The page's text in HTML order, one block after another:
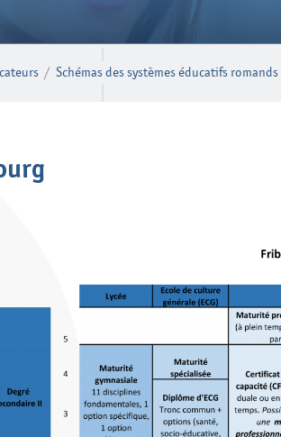
/ Schémas des systèmes éducatifs